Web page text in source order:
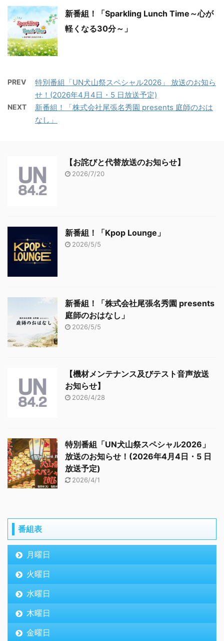
新番組！「Sparkling Lunch Time～心が
軽くなる30分～」
PREV
特別番組「UN犬山祭スペシャル2026」 放送のお知ら
せ！(2026年4月4日・5 日放送予定)
NEXT
新番組！「株式会社尾張名秀園 presents 庭師のおは
なし」
【お詫びと代替放送のお知らせ】
2026/7/20
新番組！「Kpop Lounge」
2026/5/5
新番組！「株式会社尾張名秀園 presents
庭師のおはなし」
2026/5/5
【機材メンテナンス及びテスト音声放送
お知らせ】
2026/4/28
特別番組「UN犬山祭スペシャル2026」
放送のお知らせ！(2026年4月4日・5 日
放送予定)
2026/4/1
番組表
月曜日
火曜日
水曜日
木曜日
金曜日